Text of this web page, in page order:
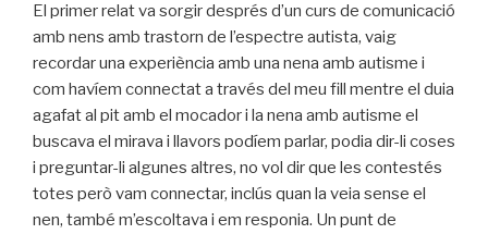
El primer relat va sorgir després d’un curs de comunicació
amb nens amb trastorn de l’espectre autista, vaig
recordar una experiència amb una nena amb autisme i
com havíem connectat a través del meu fill mentre el duia
agafat al pit amb el mocador i la nena amb autisme el
buscava el mirava i llavors podíem parlar, podia dir-li coses
i preguntar-li algunes altres, no vol dir que les contestés
totes però vam connectar, inclús quan la veia sense el
nen, també m’escoltava i em responia. Un punt de